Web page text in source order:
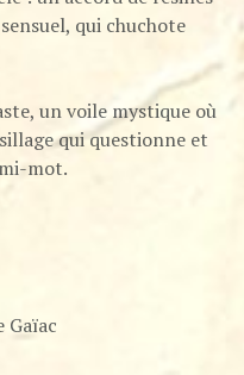
qui chuchote
un voile mystique où
qui questionne et
mot.
Gaïac